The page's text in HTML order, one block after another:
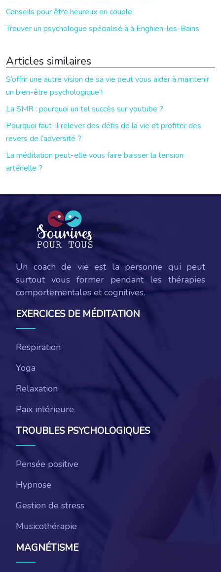
Conseils pour être heureux en couple
Trouver un psychologue spécialisé à à Enghien-les-Bains
Articles similaires
S’offrir une autre vision de sa vie peut vous aider à maintenir
un bien-être psychologique !
La SMR : pourquoi un tel succès sur youtube ?
Pourquoi faut-il relever des défis de la vie et profiter des
revers de l’adversité ?
La méditation peut-elle vous faire baisser la tension
artérielle ?
Un coach de vie est la personne qui peut
surtout vous former pendant les thérapies
comportementales et cognitives.
EXERCICES DE MÉDITATION
Respiration
Yoga
Relaxation
Paix intérieure
TROUBLES PSYCHOLOGIQUES
Pensée positive
Hypnose
Gestion de stress
Musicothérapie
MAGNÉTISME